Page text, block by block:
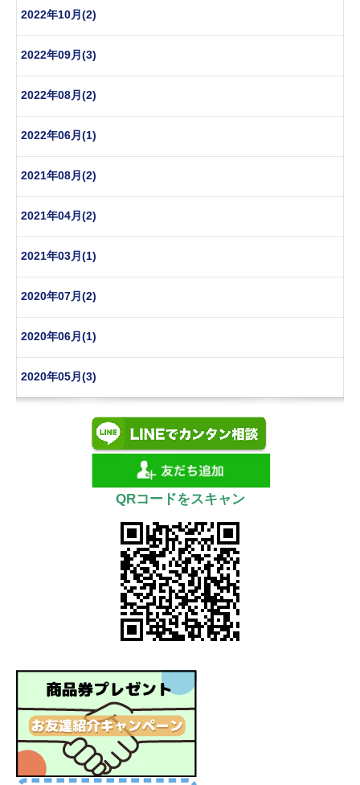
2022年10月(2)
2022年09月(3)
2022年08月(2)
2022年06月(1)
2021年08月(2)
2021年04月(2)
2021年03月(1)
2020年07月(2)
2020年06月(1)
2020年05月(3)
QRコードをスキャン